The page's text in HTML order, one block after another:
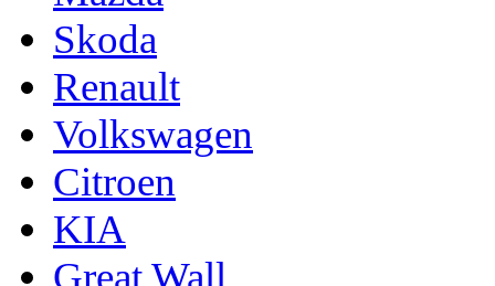
Skoda
Renault
Volkswagen
Citroen
KIA